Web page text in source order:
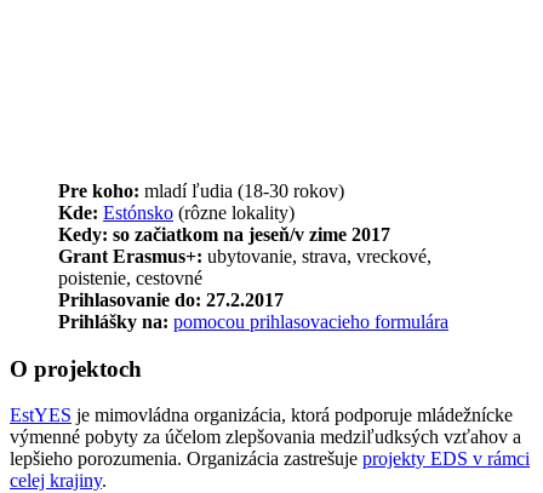
Pre koho: mladí ľudia (18-30 rokov)
Kde: Estónsko (rôzne lokality)
Kedy: so začiatkom na jeseň/v zime 2017
Grant Erasmus+: ubytovanie, strava, vreckové,
poistenie, cestovné
Prihlasovanie do: 27.2.2017
Prihlášky na: pomocou prihlasovacieho formulára
O projektoch
EstYES je mimovládna organizácia, ktorá podporuje mládežnícke
výmenné pobyty za účelom zlepšovania medziľudksých vzťahov a
lepšieho porozumenia. Organizácia zastrešuje projekty EDS v rámci
celej krajiny.